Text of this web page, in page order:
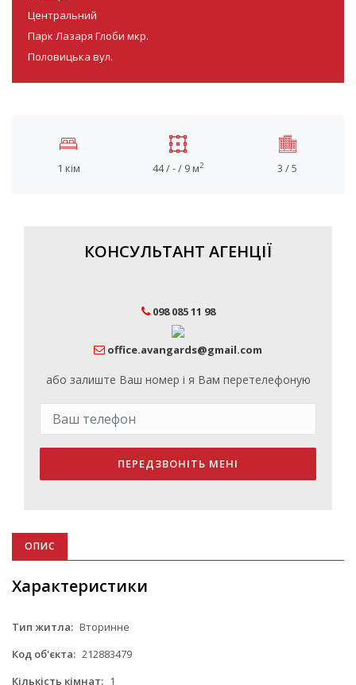
Центральний
Парк Лазаря Глоби мкр.
Половицька вул.
1 кім 44 / - / 9 м2 3 / 5
КОНСУЛЬТАНТ АГЕНЦІЇ
098 085 11 98
office.avangards@gmail.com
або залиште Ваш номер і я Вам перетелефоную
ПЕРЕДЗВОНІТЬ МЕНІ
ОПИС
Характеристики
Тип житла: Вторинне
Код об'єкта: 212883479
Кількість кімнат: 1